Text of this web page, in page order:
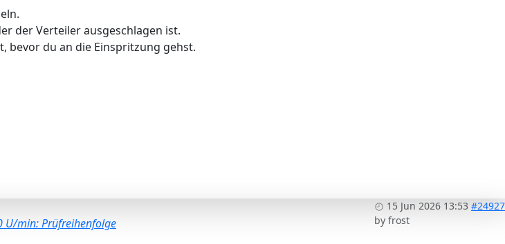
der Verteiler ausgeschlagen ist.
bevor du an die Einspritzung gehst.
15 Jun 2026 13:53 #24927
by frost
U/min: Prüfreihenfolge